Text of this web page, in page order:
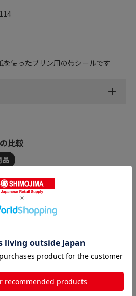
使ったプリン用の帯シールです
比較
シー
ブラ
注
直送